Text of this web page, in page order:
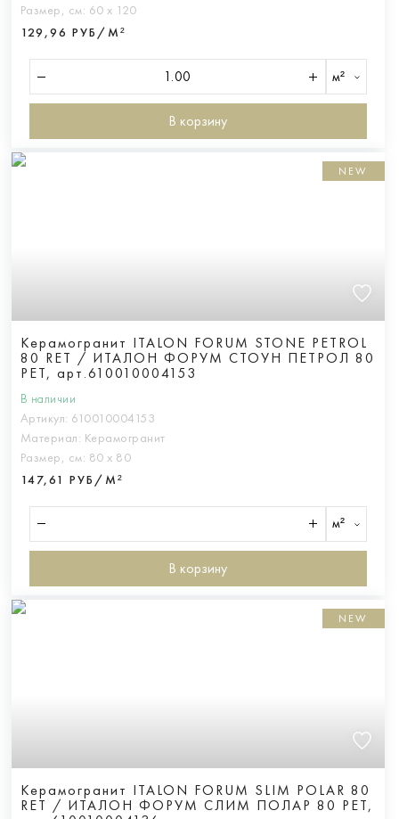
Размер, см: 60 х 120
129,96 РУБ/М²
м²
В корзину
NEW
Керамогранит ITALON FORUM STONE PETROL
80 RET / ИТАЛОН ФОРУМ СТОУН ПЕТРОЛ 80
РЕТ, арт.610010004153
В наличии
Артикул: 610010004153
Материал: Керамогранит
Размер, см: 80 х 80
147,61 РУБ/М²
м²
В корзину
NEW
Керамогранит ITALON FORUM SLIM POLAR 80
RET / ИТАЛОН ФОРУМ СЛИМ ПОЛАР 80 РЕТ,